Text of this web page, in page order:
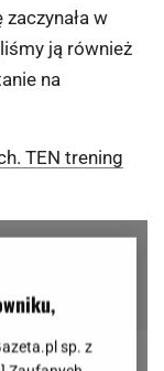
w
ją również
na
TEN trening